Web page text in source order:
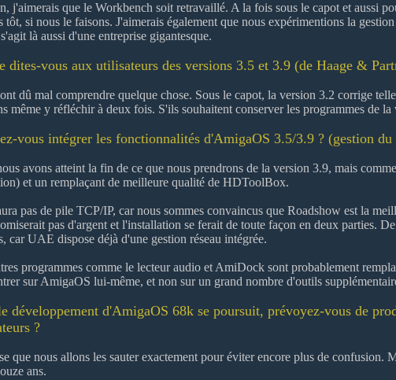
j'aimerais que le Workbench soit retravaillé. A la fois sous le capot et aussi
tôt, si nous le faisons. J'aimerais également que nous expérimentions la
là aussi d'une entreprise gigantesque.
dites-vous aux utilisateurs des versions 3.5 et 3.9 (de Haage &
dû mal comprendre quelque chose. Sous le capot, la version 3.2 corrige
même y réfléchir à deux fois. S'ils souhaitent conserver les programmes de
vous intégrer les fonctionnalités d'AmigaOS 3.5/3.9 ? (gestion
avons atteint la fin de ce que nous prendrons de la version 3.9, mais
et un remplaçant de meilleure qualité de HDToolBox.
pas de pile TCP/IP, car nous sommes convaincus que Roadshow est la
pas d'argent et l'installation se ferait de toute façon en deux parties.
car UAE dispose déjà d'une gestion réseau intégrée.
programmes comme le lecteur audio et AmiDock sont probablement
sur AmigaOS lui-même, et non sur un grand nombre d'outils
développement d'AmigaOS 68k se poursuit, prévoyez-vous de
?
que nous allons les sauter exactement pour éviter encore plus de
ans.